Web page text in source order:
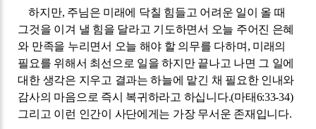
하지만, 주님은 미래에 닥칠 힘들고 어려운 일이 올 때
그것을 이겨 낼 힘을 달라고 기도하면서 오늘 주어진 은혜
와 만족을 누리면서 오늘 해야 할 의무를 다하며 , 미래의
필요를 위해서 최선으로 일을 하지만 끝나고 나면 그 일에
대한 생각은 지우고 결과는 하늘에 맡긴 채 필요한 인내와
감사의 마음으로 즉시 복귀하라고 하십니다.(마태6:33-34)
그리고 이런 인간이 사단에게는 가장 무서운 존재입니다.